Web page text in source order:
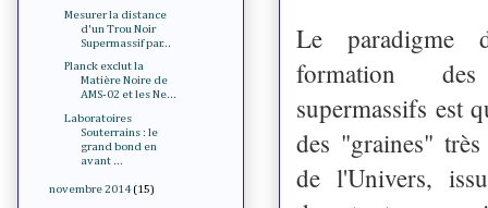
Le paradigme
formation
supermassifs est
des "graines"
de l'Univers,
Mesurer la distance
d'un Trou Noir
Supermassif par...
Planck exclut la
Matière Noire de
AMS-02 et les Ne...
Laboratoires
Souterrains : le
grand bond en
avant ...
novembre 2014 (15)